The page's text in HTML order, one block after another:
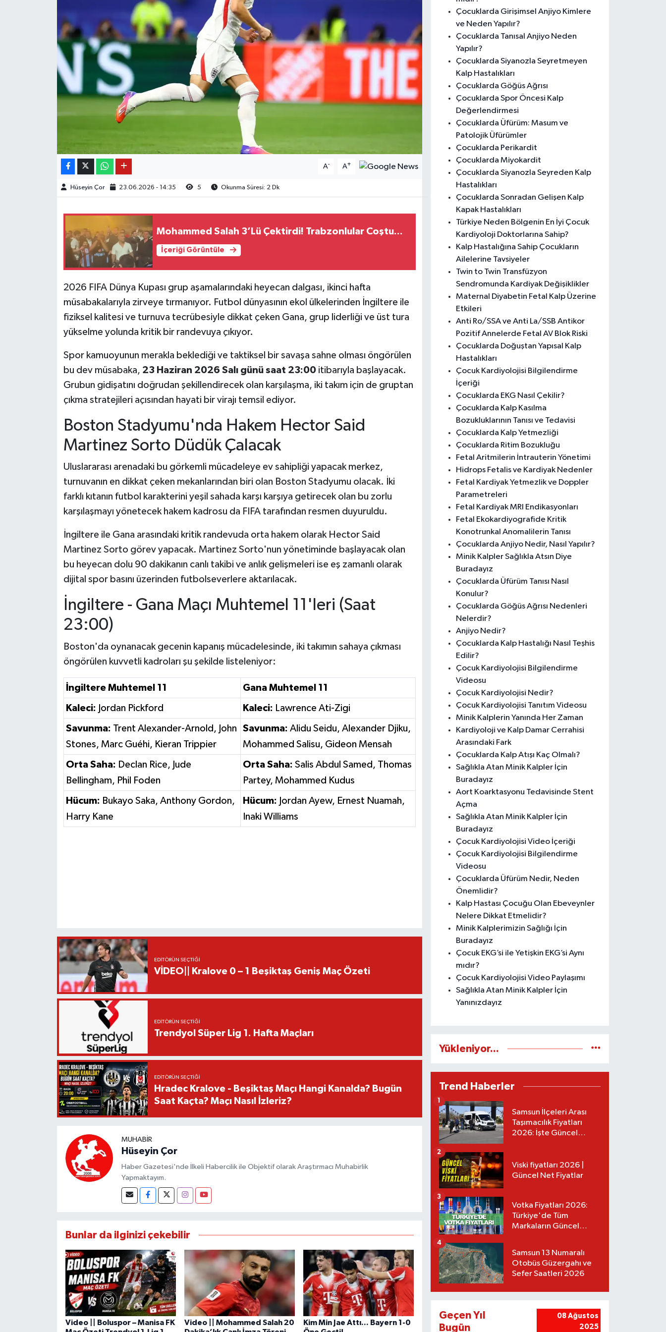
A- A+
Hüseyin Çor 23.06.2026 - 14:35 5 Okunma Süresi: 2 Dk
Mohammed Salah 3’Lü Çektirdi! Trabzonlular Coştu...
İçeriği Görüntüle
2026 FIFA Dünya Kupası grup aşamalarındaki heyecan dalgası, ikinci hafta
müsabakalarıyla zirveye tırmanıyor. Futbol dünyasının ekol ülkelerinden İngiltere ile
fiziksel kalitesi ve turnuva tecrübesiyle dikkat çeken Gana, grup liderliği ve üst tura
yükselme yolunda kritik bir randevuya çıkıyor.
Spor kamuoyunun merakla beklediği ve taktiksel bir savaşa sahne olması öngörülen
bu dev müsabaka, 23 Haziran 2026 Salı günü saat 23:00itibarıyla başlayacak.
Grubun gidişatını doğrudan şekillendirecek olan karşılaşma, iki takım için de gruptan
çıkma stratejileri açısından hayati bir virajı temsil ediyor.
Boston Stadyumu'nda Hakem Hector Said
Martinez Sorto Düdük Çalacak
Uluslararası arenadaki bu görkemli mücadeleye ev sahipliği yapacak merkez,
turnuvanın en dikkat çeken mekanlarından biri olan Boston Stadyumu olacak. İki
farklı kıtanın futbol karakterini yeşil sahada karşı karşıya getirecek olan bu zorlu
karşılaşmayı yönetecek hakem kadrosu da FIFA tarafından resmen duyuruldu.
İngiltere ile Gana arasındaki kritik randevuda orta hakem olarak Hector Said
Martinez Sorto görev yapacak. Martinez Sorto'nun yönetiminde başlayacak olan
bu heyecan dolu 90 dakikanın canlı takibi ve anlık gelişmeleri ise eş zamanlı olarak
dijital spor basını üzerinden futbolseverlere aktarılacak.
İngiltere - Gana Maçı Muhtemel 11'leri (Saat
23:00)
Boston'da oynanacak gecenin kapanış mücadelesinde, iki takımın sahaya çıkması
öngörülen kuvvetli kadroları şu şekilde listeleniyor:
İngiltere Muhtemel 11 Gana Muhtemel 11
Kaleci: Jordan Pickford Kaleci: Lawrence Ati-Zigi
Savunma: Trent Alexander-Arnold, John
Stones, Marc Guéhi, Kieran Trippier
Savunma: Alidu Seidu, Alexander Djiku,
Mohammed Salisu, Gideon Mensah
Orta Saha: Declan Rice, Jude
Bellingham, Phil Foden
Orta Saha: Salis Abdul Samed, Thomas
Partey, Mohammed Kudus
Hücum: Bukayo Saka, Anthony Gordon,
Harry Kane
Hücum: Jordan Ayew, Ernest Nuamah,
Inaki Williams
EDITÖRÜN SEÇTIĞI
VİDEO|| Kralove 0 – 1 Beşiktaş Geniş Maç Özeti
EDITÖRÜN SEÇTIĞI
Trendyol Süper Lig 1. Hafta Maçları
EDITÖRÜN SEÇTIĞI
Hradec Kralove - Beşiktaş Maçı Hangi Kanalda? Bugün
Saat Kaçta? Maçı Nasıl İzleriz?
MUHABIR
Hüseyin Çor
Haber Gazetesi'nde İlkeli Habercilik ile Objektif olarak Araştırmacı Muhabirlik
Yapmaktayım.
Bunlar da ilginizi çekebilir
Video || Boluspor – Manisa FK
Video || Mohammed Salah 20
Kim Min Jae Attı... Bayern 1-0
Çocuklarda Girişimsel Anjiyo Kimlere
ve Neden Yapılır?
Çocuklarda Tanısal Anjiyo Neden
Yapılır?
Çocuklarda Siyanozla Seyretmeyen
Kalp Hastalıkları
Çocuklarda Göğüs Ağrısı
Çocuklarda Spor Öncesi Kalp
Değerlendirmesi
Çocuklarda Üfürüm: Masum ve
Patolojik Üfürümler
Çocuklarda Perikardit
Çocuklarda Miyokardit
Çocuklarda Siyanozla Seyreden Kalp
Hastalıkları
Çocuklarda Sonradan Gelişen Kalp
Kapak Hastalıkları
Türkiye Neden Bölgenin En İyi Çocuk
Kardiyoloji Doktorlarına Sahip?
Kalp Hastalığına Sahip Çocukların
Ailelerine Tavsiyeler
Twin to Twin Transfüzyon
Sendromunda Kardiyak Değişiklikler
Maternal Diyabetin Fetal Kalp Üzerine
Etkileri
Anti Ro/SSA ve Anti La/SSB Antikor
Pozitif Annelerde Fetal AV Blok Riski
Çocuklarda Doğuştan Yapısal Kalp
Hastalıkları
Çocuk Kardiyolojisi Bilgilendirme
İçeriği
Çocuklarda EKG Nasıl Çekilir?
Çocuklarda Kalp Kasılma
Bozukluklarının Tanısı ve Tedavisi
Çocuklarda Kalp Yetmezliği
Çocuklarda Ritim Bozukluğu
Fetal Aritmilerin İntrauterin Yönetimi
Hidrops Fetalis ve Kardiyak Nedenler
Fetal Kardiyak Yetmezlik ve Doppler
Parametreleri
Fetal Kardiyak MRI Endikasyonları
Fetal Ekokardiyografide Kritik
Konotrunkal Anomalilerin Tanısı
Çocuklarda Anjiyo Nedir, Nasıl Yapılır?
Minik Kalpler Sağlıkla Atsın Diye
Buradayız
Çocuklarda Üfürüm Tanısı Nasıl
Konulur?
Çocuklarda Göğüs Ağrısı Nedenleri
Nelerdir?
Anjiyo Nedir?
Çocuklarda Kalp Hastalığı Nasıl Teşhis
Edilir?
Çocuk Kardiyolojisi Bilgilendirme
Videosu
Çocuk Kardiyolojisi Nedir?
Çocuk Kardiyolojisi Tanıtım Videosu
Minik Kalplerin Yanında Her Zaman
Kardiyoloji ve Kalp Damar Cerrahisi
Arasındaki Fark
Çocuklarda Kalp Atışı Kaç Olmalı?
Sağlıkla Atan Minik Kalpler İçin
Buradayız
Aort Koarktasyonu Tedavisinde Stent
Açma
Sağlıkla Atan Minik Kalpler İçin
Buradayız
Çocuk Kardiyolojisi Video İçeriği
Çocuk Kardiyolojisi Bilgilendirme
Videosu
Çocuklarda Üfürüm Nedir, Neden
Önemlidir?
Kalp Hastası Çocuğu Olan Ebeveynler
Nelere Dikkat Etmelidir?
Minik Kalplerimizin Sağlığı İçin
Buradayız
Çocuk EKG’si ile Yetişkin EKG’si Aynı
mıdır?
Çocuk Kardiyolojisi Video Paylaşımı
Sağlıkla Atan Minik Kalpler İçin
Yanınızdayız
Yükleniyor...
Trend Haberler
Samsun İlçeleri Arası
Taşımacılık Fiyatları
2026: İşte Güncel
1
Viski fiyatları 2026 |
Güncel Net Fiyatlar
2
Votka Fiyatları 2026:
Türkiye'de Tüm
Markaların Güncel
3
Samsun 13 Numaralı
Otobüs Güzergahı ve
Sefer Saatleri 2026
4
Geçen Yıl
Bugün
08 Ağustos
2025